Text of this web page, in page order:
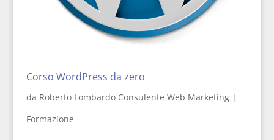
Corso WordPress da zero
da Roberto Lombardo Consulente Web Marketing|
Formazione